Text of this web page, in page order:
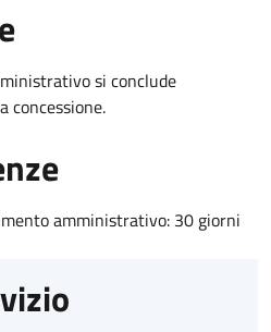
si conclude
concessione.
amministrativo: 30 giorni